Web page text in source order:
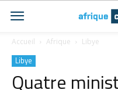
Accueil Afrique Libye
Libye
Quatre